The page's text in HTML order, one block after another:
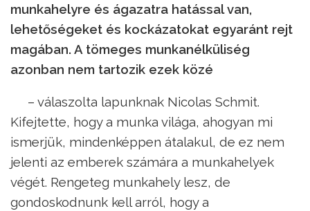
munkahelyre és ágazatra hatással van,
lehetőségeket és kockázatokat egyaránt rejt
magában. A tömeges munkanélküliség
azonban nem tartozik ezek közé
– válaszolta lapunknak Nicolas Schmit.
Kifejtette, hogy a munka világa, ahogyan mi
ismerjük, mindenképpen átalakul, de ez nem
jelenti az emberek számára a munkahelyek
végét. Rengeteg munkahely lesz, de
gondoskodnunk kell arról, hogy a